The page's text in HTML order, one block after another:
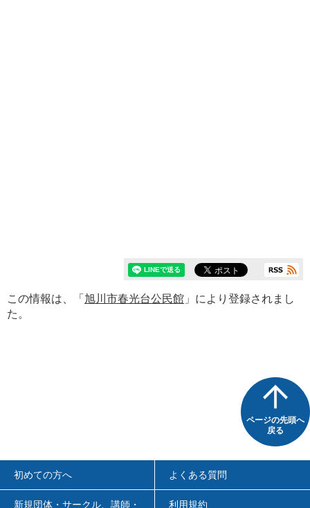
この情報は、「 旭川市春光台公民館 」により登録されまし
た。
ページの先頭へ
戻る
初めての方へ よくある質問
新規団体・サークル、講師・ 利用規約